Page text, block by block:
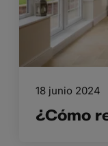
¿Cómo
18 junio 2024